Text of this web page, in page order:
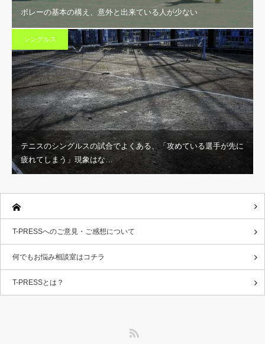
ボレーの基本の構え、意外と出来ている人が少ない
シングルス
テニスのシングルスの試合でよくある、「攻めている選手が先に
疲れてしまう」現象はな…
T-PRESSへのご意見・ご感想について
何でもお悩み相談室はコチラ
T-PRESSとは？